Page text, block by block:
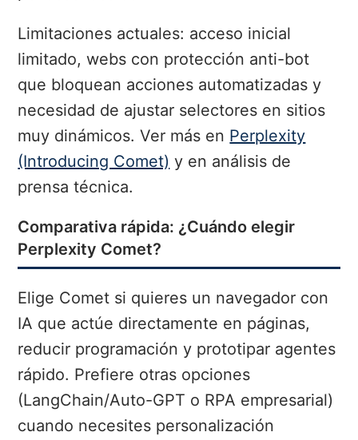
Limitaciones actuales: acceso inicial
limitado, webs con protección anti-bot
que bloquean acciones automatizadas y
necesidad de ajustar selectores en sitios
muy dinámicos. Ver más en Perplexity
(Introducing Comet) y en análisis de
prensa técnica.
Comparativa rápida: ¿Cuándo elegir
Perplexity Comet?
Elige Comet si quieres un navegador con
IA que actúe directamente en páginas,
reducir programación y prototipar agentes
rápido. Prefiere otras opciones
(LangChain/Auto-GPT o RPA empresarial)
cuando necesites personalización